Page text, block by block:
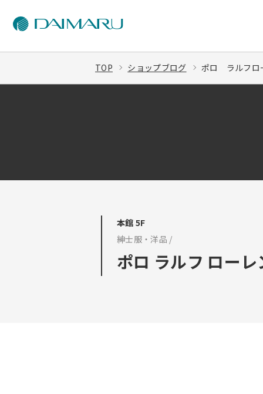
TOP ショップブログ ポロ ラルフロ
本館 5F
紳士服・洋品 /
ポロ ラルフ ローレ